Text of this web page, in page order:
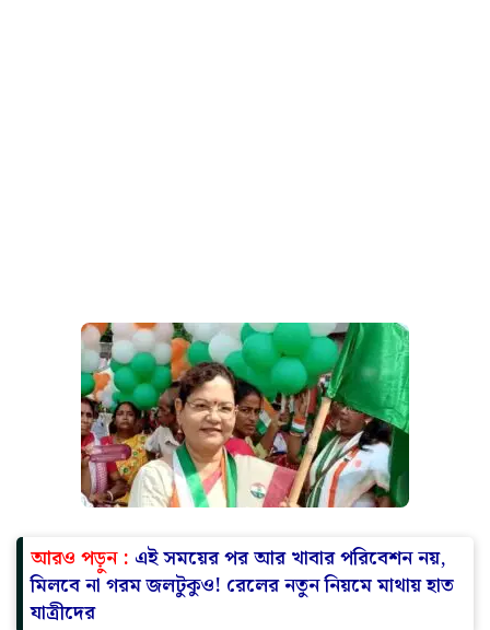
আরও পড়ুন : এই সময়ের পর আর খাবার পরিবেশন নয়,
মিলবে না গরম জলটুকুও! রেলের নতুন নিয়মে মাথায় হাত
যাত্রীদের